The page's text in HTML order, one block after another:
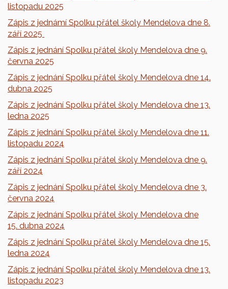
listopadu 2025
Zápis z jednámí Spolku přátel školy Mendelova dne 8.
září 2025
Zápis z jednání Spolku přátel školy Mendelova dne 9.
června 2025
Zápis z jednání Spolku přátel školy Mendelova dne 14.
dubna 2025
Zápis z jednání Spolku přátel školy Mendelova dne 13.
ledna 2025
Zápis z jednání Spolku přátel školy Mendelova dne 11.
listopadu 2024
Zápis z jednání Spolku přátel školy Mendelova dne 9.
září 2024
Zápis z jednání Spolku přátel školy Mendelova dne 3.
června 2024
Zápis z jednání Spolku přátel školy Mendelova dne
15. dubna 2024
Zápis z jednání Spolku přátel školy Mendelova dne 15.
ledna 2024
Zápis z jednání Spolku přátel školy Mendelova dne 13.
listopadu 2023